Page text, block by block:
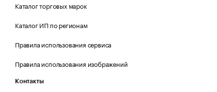
Каталог торговых марок
Каталог ИП по регионам
Правила использования сервиса
Правила использования изображений
Контакты